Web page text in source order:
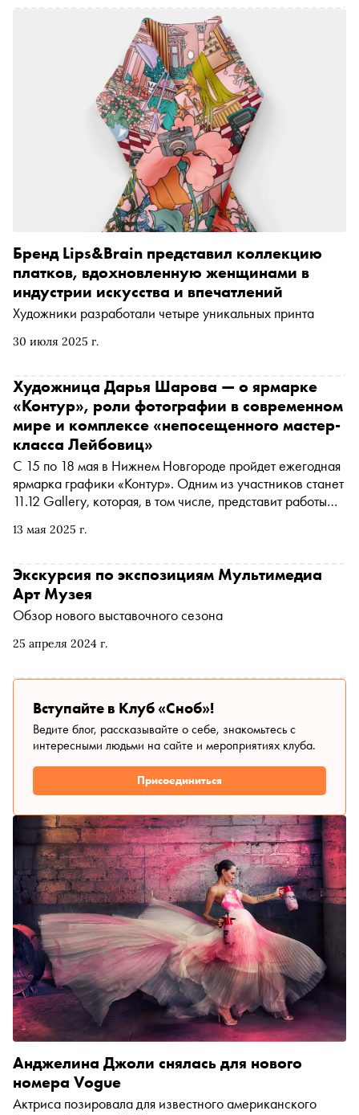
30 июля 2025 г.
Бренд Lips&Brain представил коллекцию
платков, вдохновленную женщинами в
индустрии искусства и впечатлений
Художники разработали четыре уникальных принта
13 мая 2025 г.
Художница Дарья Шарова — о ярмарке
«Контур», роли фотографии в современном
мире и комплексе «непосещенного мастер-
класса Лейбовиц»
С 15 по 18 мая в Нижнем Новгороде пройдет ежегодная
ярмарка графики «Контур». Одним из участников станет
11.12 Gallery, которая, в том числе, представит работы
Bomar Дарьи Шаровой. «Сноб» поговорил с Дарьей о
фотографию и наследии Захи Хадид
25 апреля 2024 г.
Экскурсия по экспозициям Мультимедиа
Арт Музея
Обзор нового выставочного сезона
Вступайте в Клуб «Сноб»!
Ведите блог, рассказывайте о себе, знакомьтесь с
интересными людьми на сайте и мероприятиях клуба.
Присоединиться
Анджелина Джоли снялась для нового
номера Vogue
Актриса позировала для известного американского